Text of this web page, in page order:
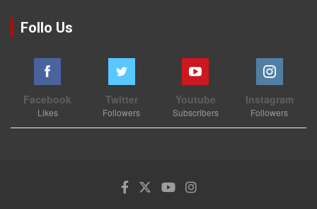
Follo Us
Facebook
Likes
Twitter
Followers
Youtube
Subscribers
Instagram
Followers